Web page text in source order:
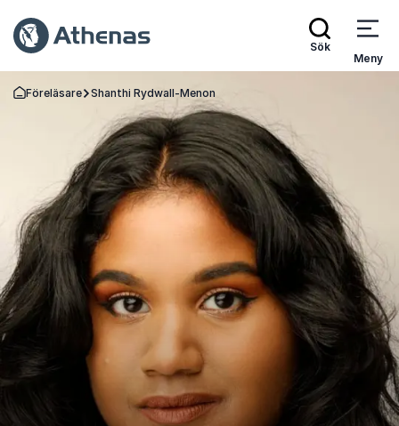
Sök
Meny
Gå tillbaka till startsidan
Föreläsare Shanthi Rydwall-Menon